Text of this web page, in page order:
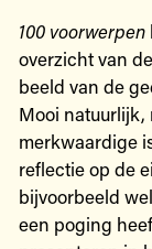
100 voorwerpen
overzicht van
beeld van de
Mooi natuurlijk,
merkwaardige
reflectie op de
bijvoorbeeld
een poging